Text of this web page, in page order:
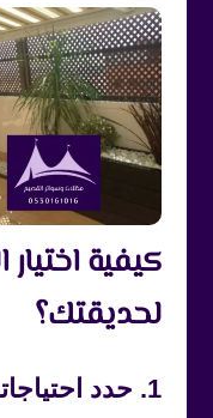
كيفية
لحديقتك؟
1. حدد احتياجاتك